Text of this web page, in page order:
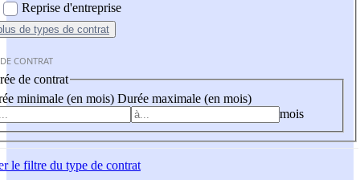
Reprise d'entreprise
de types de contrat
CONTRAT
de contrat
minimale (en mois) Durée maximale (en mois)
mois
le filtre du type de contrat